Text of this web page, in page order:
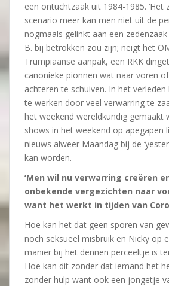
een ontuchtzaak uit 1984-1985. ‘Het
scenario meer kan men niet uit de
nogmaals gelinkt aan een
B. bij betrokken zou zijn; neigt het
Trumpiaanse aanpak, een RKK
canonieke pionnen wat naar voren
achteren te schuiven. In het
te werken door veel verwarring te
het weekend wereldkundig gemaakt
shows in het weekend op apegapen
nieuws alweer Maandag bij de
kan worden.
‘Men wil nu verwarring creëren
onbekende vergezichten naar
want het werkt in tijden van
Hoe kan het dat geen sporen van
noch seksueel misbruik en Nicky op
manier bij het dennen perceeltje is
Hoe kan dit zonder dat iemand het
zonder hulp want ook een jongetje